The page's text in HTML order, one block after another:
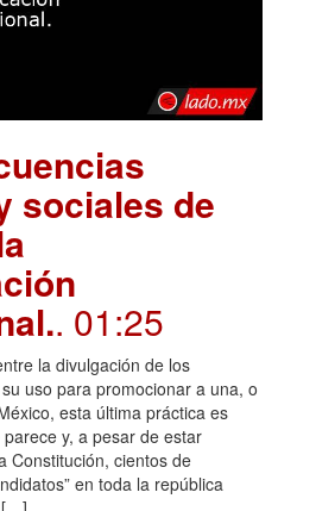
sociales de
. 01:25
la divulgación de los
uso para promocionar a una, o
esta última práctica es
y, a pesar de estar
Constitución, cientos de
en toda la república